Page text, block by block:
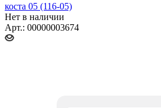
коста 05 (116-05)
Нет в наличии
Арт.: 00000003674